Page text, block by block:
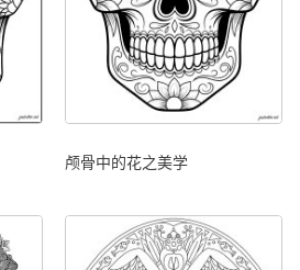
颅骨中的花之美学